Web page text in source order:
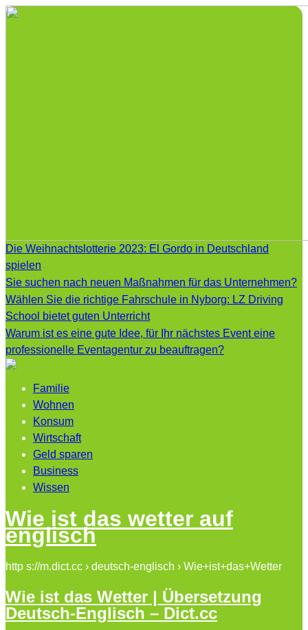
Die Weihnachtslotterie 2023: El Gordo in Deutschland
spielen
Sie suchen nach neuen Maßnahmen für das Unternehmen?
Wählen Sie die richtige Fahrschule in Nyborg: LZ Driving
School bietet guten Unterricht
Warum ist es eine gute Idee, für Ihr nächstes Event eine
professionelle Eventagentur zu beauftragen?
Familie
Wohnen
Konsum
Wirtschaft
Geld sparen
Business
Wissen
Wie ist das wetter auf
englisch
http s://m.dict.cc › deutsch-englisch › Wie+ist+das+Wetter
Wie ist das Wetter | Übersetzung
Deutsch-Englisch – Dict.cc